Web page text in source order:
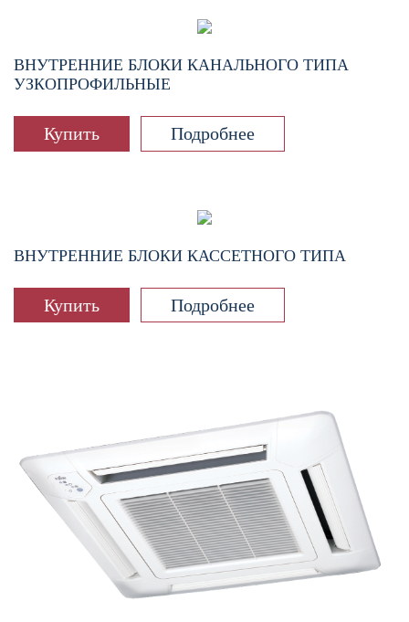
ВНУТРЕННИЕ БЛОКИ КАНАЛЬНОГО ТИПА
УЗКОПРОФИЛЬНЫЕ
Купить Подробнее
ВНУТРЕННИЕ БЛОКИ КАССЕТНОГО ТИПА
Купить Подробнее